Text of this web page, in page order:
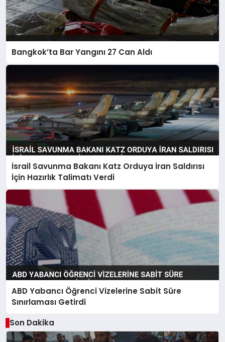
Bangkok’ta Bar Yangını 27 Can Aldı
İsrail Savunma Bakanı Katz Orduya İran Saldırısı
İçin Hazırlık Talimatı Verdi
ABD Yabancı Öğrenci Vizelerine Sabit Süre
Sınırlaması Getirdi
Son Dakika